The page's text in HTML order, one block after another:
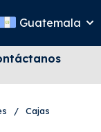
Guatemala
/ Cajas